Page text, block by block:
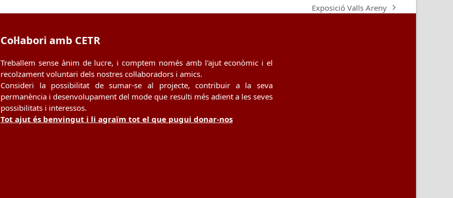
next
Exposició Valls Areny
Col·labori amb CETR
Treballem sense ànim de lucre, i comptem només amb l'ajut econòmic i el
recolzament voluntari dels nostres col·laboradors i amics.
Consideri la possibilitat de sumar-se al projecte, contribuir a la seva
permanència i desenvolupament del mode que resulti més adient a les seves
possibilitats i interessos.
Tot ajut és benvingut i li agraïm tot el que pugui donar-nos